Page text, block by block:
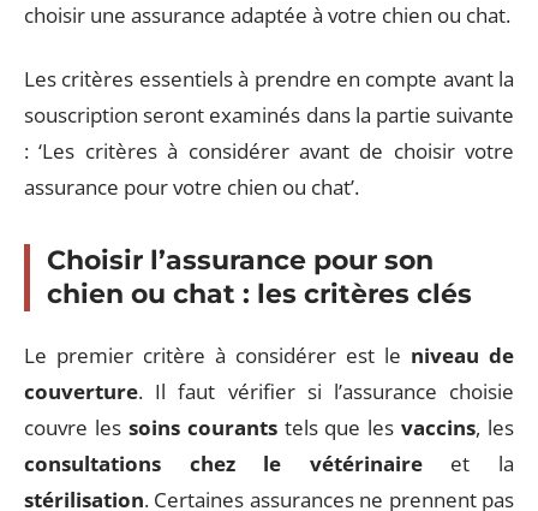
choisir une assurance adaptée à votre chien ou chat.
Les critères essentiels à prendre en compte avant la
souscription seront examinés dans la partie suivante
: ‘Les critères à considérer avant de choisir votre
assurance pour votre chien ou chat’.
Choisir l’assurance pour son
chien ou chat : les critères clés
Le premier critère à considérer est le niveau de
couverture. Il faut vérifier si l’assurance choisie
couvre les soins courantstels que lesvaccins, les
consultations chez le vétérinaireet la
stérilisation. Certaines assurances ne prennent pas